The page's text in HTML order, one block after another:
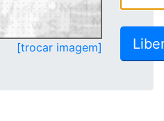
[trocar imagem]